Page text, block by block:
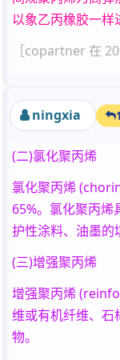
以象乙丙橡胶一样
［copartner 在
ningxia
(二)氯化聚丙烯
氯化聚丙烯
65%。氯化聚丙烯
护性涂料、油墨的
(三)增强聚丙烯
增强聚丙烯
维或有机纤维、石
物。